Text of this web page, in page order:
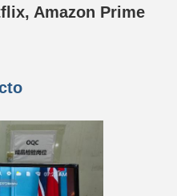
Amazon Prime